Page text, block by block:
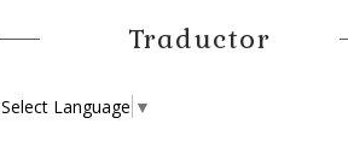
Traductor
Select Language ▼